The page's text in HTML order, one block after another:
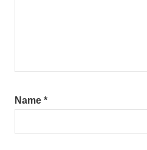
Name *